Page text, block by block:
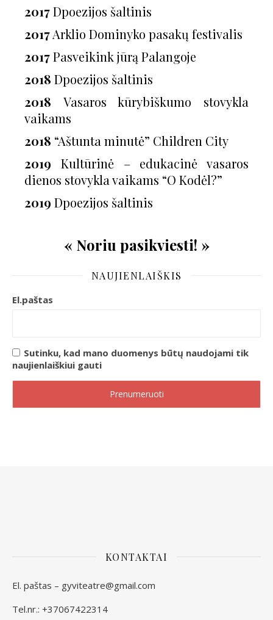
2017Dpoezijos šaltinis
2017Arklio Dominyko pasakų festivalis
2017Pasveikink jūrą Palangoje
2018 Dpoezijos šaltinis
2018 Vasaros kūrybiškumo stovykla
vaikams
2018 “Aštunta minutė” Children City
2019 Kultūrinė – edukacinė vasaros
dienos stovykla vaikams “O Kodėl?”
2019 Dpoezijos šaltinis
« Noriu pasikviesti! »
NAUJIENLAIŠKIS
El.paštas
Sutinku, kad mano duomenys būtų naudojami tik
naujienlaiškiui gauti
KONTAKTAI
El. paštas – gyviteatre@gmail.com
Tel.nr.: +37067422314